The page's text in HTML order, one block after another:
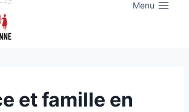
Menu
et famille en